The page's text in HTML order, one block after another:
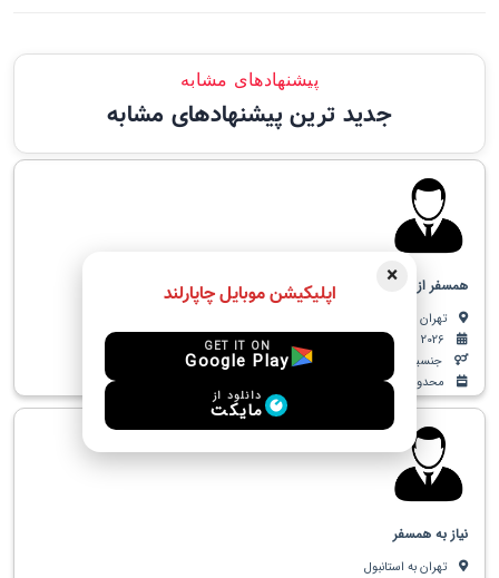
پیشنهادهای مشابه
جدید ترین پیشنهادهای مشابه
همسفر از هر جا به استانبول
تهران به استانبول
نیاز به همسفر
تهران به استانبول
×
اپلیکیشن موبایل چاپارلند
GET IT ON
Google Play
دانلود از
مایکت